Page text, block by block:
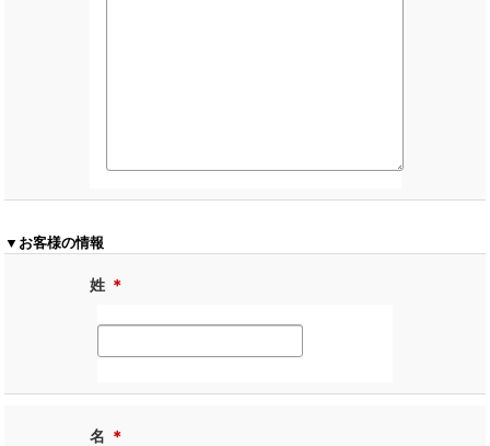
▼お客様の情報
姓 ＊
名 ＊